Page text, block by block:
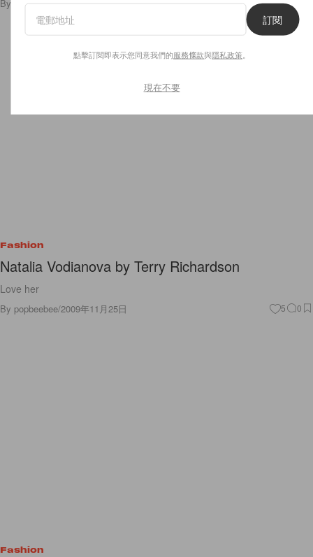
By popbeebee/2009年11月25日 2
Fashion
Natalia Vodianova by Terry Richardson
Love her
By popbeebee/2009年11月25日 5 0
Fashion
訂閱
點擊訂閱即表示您同意我們的服務條款與隱私政策
現在不要